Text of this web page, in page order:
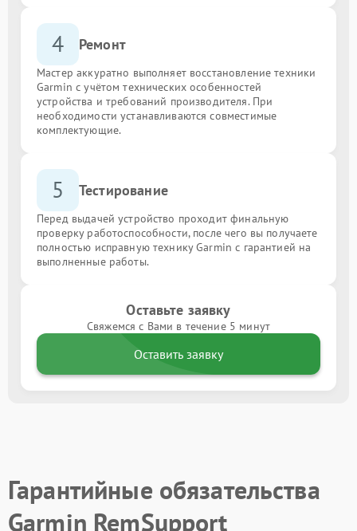
4 Ремонт
Мастер аккуратно выполняет восстановление техники
Garmin с учётом технических особенностей
устройства и требований производителя. При
необходимости устанавливаются совместимые
комплектующие.
5 Тестирование
Перед выдачей устройство проходит финальную
проверку работоспособности, после чего вы получаете
полностью исправную технику Garmin с гарантией на
выполненные работы.
Оставьте заявку
Свяжемся с Вами в течение 5 минут
Оставить заявку
Гарантийные обязательства
Garmin RemSupport